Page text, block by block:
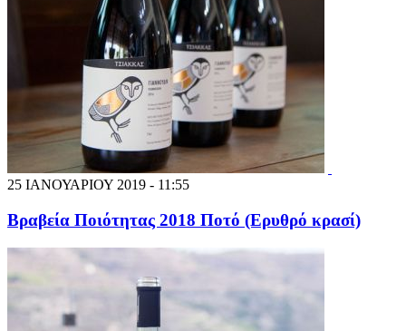
25 ΙΑΝΟΥΑΡΙΟΥ 2019 - 11:55
Βραβεία Ποιότητας 2018 Ποτό (Ερυθρό κρασί)